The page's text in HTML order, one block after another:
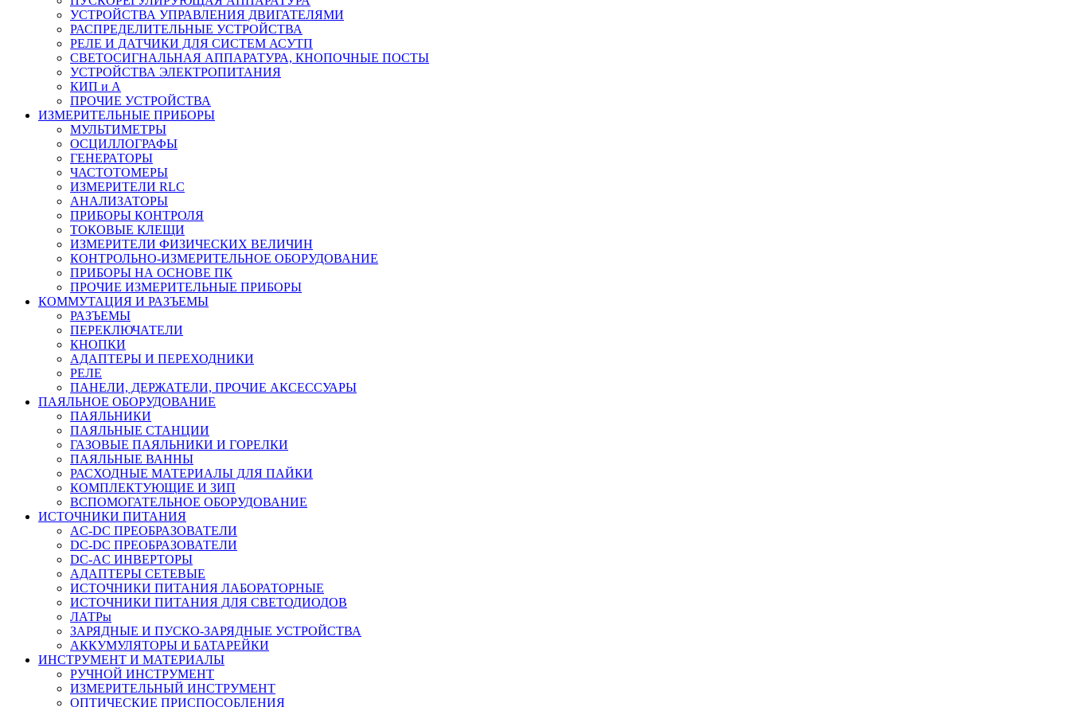
УСТРОЙСТВА УПРАВЛЕНИЯ ДВИГАТЕЛЯМИ
РАСПРЕДЕЛИТЕЛЬНЫЕ УСТРОЙСТВА
РЕЛЕ И ДАТЧИКИ ДЛЯ СИСТЕМ АСУТП
СВЕТОСИГНАЛЬНАЯ АППАРАТУРА, КНОПОЧНЫЕ ПОСТЫ
УСТРОЙСТВА ЭЛЕКТРОПИТАНИЯ
КИП и А
ПРОЧИЕ УСТРОЙСТВА
ИЗМЕРИТЕЛЬНЫЕ ПРИБОРЫ
МУЛЬТИМЕТРЫ
ОСЦИЛЛОГРАФЫ
ГЕНЕРАТОРЫ
ЧАСТОТОМЕРЫ
ИЗМЕРИТЕЛИ RLC
АНАЛИЗАТОРЫ
ПРИБОРЫ КОНТРОЛЯ
ТОКОВЫЕ КЛЕЩИ
ИЗМЕРИТЕЛИ ФИЗИЧЕСКИХ ВЕЛИЧИН
КОНТРОЛЬНО-ИЗМЕРИТЕЛЬНОЕ ОБОРУДОВАНИЕ
ПРИБОРЫ НА ОСНОВЕ ПК
ПРОЧИЕ ИЗМЕРИТЕЛЬНЫЕ ПРИБОРЫ
КОММУТАЦИЯ И РАЗЪЕМЫ
РАЗЪЕМЫ
ПЕРЕКЛЮЧАТЕЛИ
КНОПКИ
АДАПТЕРЫ И ПЕРЕХОДНИКИ
РЕЛЕ
ПАНЕЛИ, ДЕРЖАТЕЛИ, ПРОЧИЕ АКСЕССУАРЫ
ПАЯЛЬНОЕ ОБОРУДОВАНИЕ
ПАЯЛЬНИКИ
ПАЯЛЬНЫЕ СТАНЦИИ
ГАЗОВЫЕ ПАЯЛЬНИКИ И ГОРЕЛКИ
ПАЯЛЬНЫЕ ВАННЫ
РАСХОДНЫЕ МАТЕРИАЛЫ ДЛЯ ПАЙКИ
КОМПЛЕКТУЮЩИЕ И ЗИП
ВСПОМОГАТЕЛЬНОЕ ОБОРУДОВАНИЕ
ИСТОЧНИКИ ПИТАНИЯ
AC-DC ПРЕОБРАЗОВАТЕЛИ
DC-DC ПРЕОБРАЗОВАТЕЛИ
DC-AC ИНВЕРТОРЫ
АДАПТЕРЫ СЕТЕВЫЕ
ИСТОЧНИКИ ПИТАНИЯ ЛАБОРАТОРНЫЕ
ИСТОЧНИКИ ПИТАНИЯ ДЛЯ СВЕТОДИОДОВ
ЛАТРы
ЗАРЯДНЫЕ И ПУСКО-ЗАРЯДНЫЕ УСТРОЙСТВА
АККУМУЛЯТОРЫ И БАТАРЕЙКИ
ИНСТРУМЕНТ И МАТЕРИАЛЫ
РУЧНОЙ ИНСТРУМЕНТ
ИЗМЕРИТЕЛЬНЫЙ ИНСТРУМЕНТ
ОПТИЧЕСКИЕ ПРИСПОСОБЛЕНИЯ